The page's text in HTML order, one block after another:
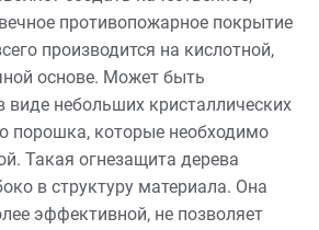
противопожарное покрытие
производится на кислотной,
основе. Может быть
виде небольших кристаллических
порошка, которые необходимо
Такая огнезащита дерева
в структуру материала. Она
эффективной, не позволяет